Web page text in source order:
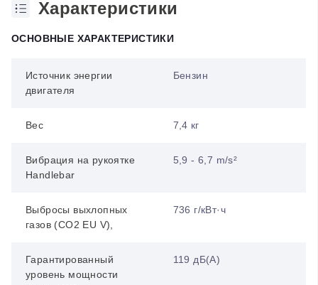
Характеристики
ОСНОВНЫЕ ХАРАКТЕРИСТИКИ
Источник энергии
двигателя
Бензин
Вес 7,4 кг
Вибрация на рукоятке
Handlebar
5,9 - 6,7 m/s²
Выбросы выхлопных
газов (CO2 EU V),
736 г/кВт·ч
Гарантированный
уровень мощности
119 дБ(А)